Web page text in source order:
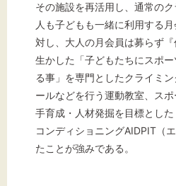
その施設を再活用し、通常の
人も子どもも一緒に利用する
対し、大人の月会員は募らず
生かした「子どもたちにスポ
る事」を専門としたクライミ
ールなどを行う運動教室、ス
手育成・人材発掘を目標とし
コンディショニングAIDPIT（
たことが強みである。